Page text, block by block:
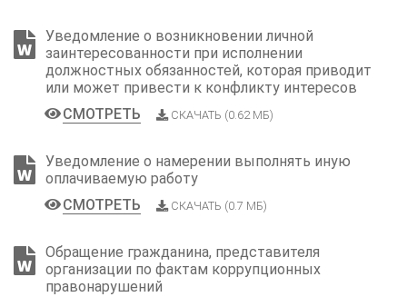
Уведомление о возникновении личной
заинтересованности при исполнении
должностных обязанностей, которая приводит
или может привести к конфликту интересов
СМОТРЕТЬ
СКАЧАТЬ (0.62 МБ)
Уведомление о намерении выполнять иную
оплачиваемую работу
СМОТРЕТЬ
СКАЧАТЬ (0.7 МБ)
Обращение гражданина, представителя
организации по фактам коррупционных
правонарушений